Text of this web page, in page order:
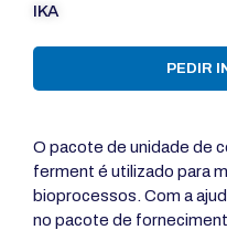
IKA
PEDIR
O pacote de unidade de
ferment é utilizado para
bioprocessos. Com a
no pacote de